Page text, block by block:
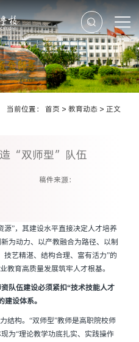
当前位置：首页 >教育动态 > 正文
造“双师型”队伍
稿件来源：
源”，其建设水平直接决定人才培养
为动力、以产教融合为路径、以制
技艺精湛、结构合理、富有活力”的
教育高质量发展筑牢人才根基。
队伍建设必须紧扣“技术技能人才
设体系。
结构。“双师型”教师是高职院校师
为“理论教学功底扎实、实践操作